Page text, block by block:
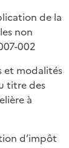
de la
non
002
et modalités
titre des
à
d’impôt